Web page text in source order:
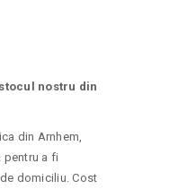
nostru din
din Arnhem,
pentru a fi
domiciliu. Cost